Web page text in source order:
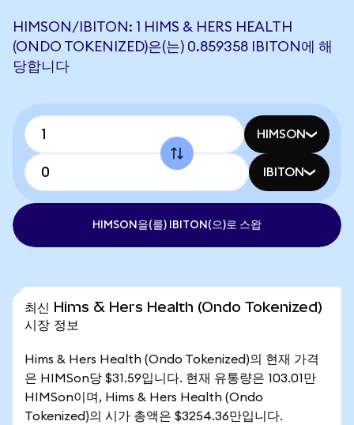
HIMSON/IBITON: 1 HIMS & HERS HEALTH
(ONDO TOKENIZED)은(는) 0.859358 IBITON에 해
당합니다
HIMSON
IBITON
HIMSON을(를) IBITON(으)로 스왑
최신 Hims & Hers Health (Ondo Tokenized)
시장 정보
Hims & Hers Health (Ondo Tokenized)의 현재 가격
은 HIMSon당 $31.59입니다. 현재 유통량은 103.01만
HIMSon이며, Hims & Hers Health (Ondo
Tokenized)의 시가 총액은 $3254.36만입니다.